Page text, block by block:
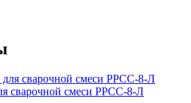
сварочной смеси РРСС-8-Л